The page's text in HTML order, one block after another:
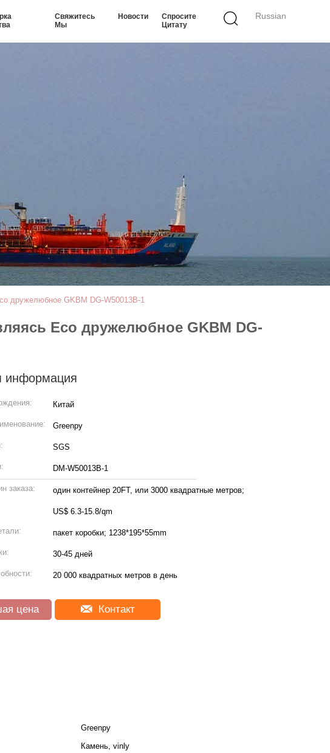
Russian
Свяжитесь
Мы
Новости
Спросите
Цитату
дружелюбное GKBM DG-W50013B-1
Eco дружелюбное GKBM DG-
информация
Китай
Greenpy
SGS
DM-W50013B-1
заказа: один контейнер 20FT, или 3000 квадратные метров;
US$ 6.3-15.8/qm
пакет коробки; 1238*195*55mm
30-45 дней
20 000 квадратных метров в день
цена Контакт
Greenpy
Камень, vinly